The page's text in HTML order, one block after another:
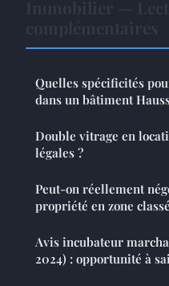
Quelles spécificités
dans un bâtiment
Double vitrage en
légales ?
Peut-on réellement
propriété en zone
Avis incubateur
2024) : opportunité à